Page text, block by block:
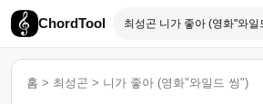
ChordTool
홈 > 최성곤 > 니가 좋아 (영화"와일드 씽")